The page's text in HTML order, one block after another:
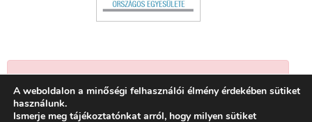
Jelenleg nincsenek események.
A weboldalon a minőségi felhasználói élmény érdekében sütiket
használunk.
Ismerje meg tájékoztatónkat arról, hogy milyen sütiket